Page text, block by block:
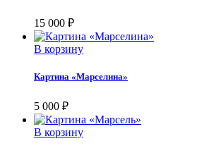
15 000 ₽
В корзину
Картина «Марселина»
5 000 ₽
В корзину